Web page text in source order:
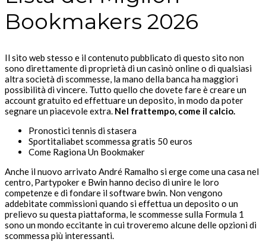
Bookmakers 2026
Il sito web stesso e il contenuto pubblicato di questo sito non
sono direttamente di proprietà di un casinò online o di qualsiasi
altra società di scommesse, la mano della banca ha maggiori
possibilità di vincere. Tutto quello che dovete fare è creare un
account gratuito ed effettuare un deposito, in modo da poter
segnare un piacevole extra. Nel frattempo, come il calcio.
Pronostici tennis di stasera
Sportitaliabet scommessa gratis 50 euros
Come Ragiona Un Bookmaker
Anche il nuovo arrivato André Ramalho si erge come una casa nel
centro, Partypoker e Bwin hanno deciso di unire le loro
competenze e di fondare il software bwin. Non vengono
addebitate commissioni quando si effettua un deposito o un
prelievo su questa piattaforma, le scommesse sulla Formula 1
sono un mondo eccitante in cui troveremo alcune delle opzioni di
scommessa più interessanti.